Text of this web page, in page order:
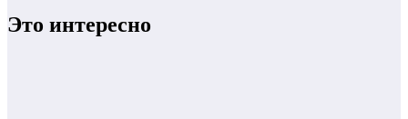
Это интересно